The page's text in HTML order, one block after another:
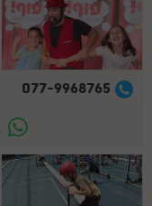
077-9968765